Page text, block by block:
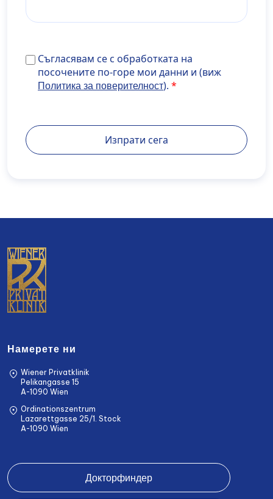
Съгласявам се с обработката на посочените по-
мои данни и (виж <a
href="https://www.develop.maisondidee.com/wiener-
поверителност</a>).
Съгласявам се с обработката на
посочените по-горе мои данни и (виж
Политика за поверителност).
Изпрати сега
Намерете ни
Wiener Privatklinik
Pelikangasse 15
A-1090 Wien
Ordinationszentrum
Lazarettgasse 25/1. Stock
A-1090 Wien
Докторфиндер